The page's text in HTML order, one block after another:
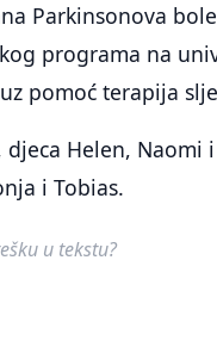
Parkinsonova
programa na
pomoć terapija
Helen, Naomi
i Tobias.
u tekstu?